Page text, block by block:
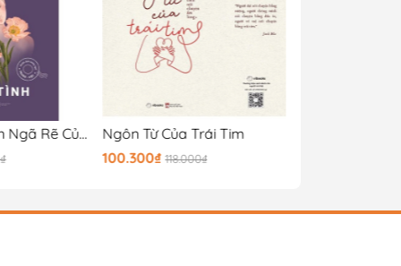
Giữa Muôn Vàn Ngã Rẽ Của Cuộc Đời, Tôi Vẫn Chọn Làm Một Người Kiêu Hãnh
Ngôn Từ Của Trái Tim
100.300₫ 118.000₫